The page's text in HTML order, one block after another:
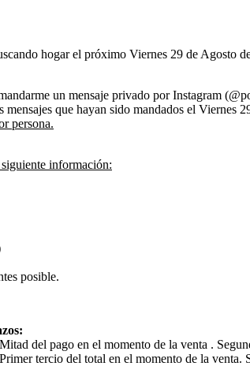
hogar el próximo Viernes 29 de Agosto
un mensaje privado por Instagram
mensajes que hayan sido mandados el
persona.
información:
posible.
del pago en el momento de la venta .
tercio del total en el momento de la